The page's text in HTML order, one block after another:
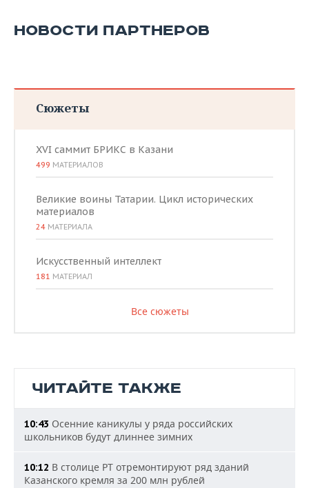
НОВОСТИ ПАРТНЕРОВ
Сюжеты
XVI саммит БРИКС в Казани
499 МАТЕРИАЛОВ
Великие воины Татарии. Цикл исторических
материалов
24 МАТЕРИАЛА
Искусственный интеллект
181 МАТЕРИАЛ
Все сюжеты
ЧИТАЙТЕ ТАКЖЕ
10:43 Осенние каникулы у ряда российских
школьников будут длиннее зимних
10:12 В столице РТ отремонтируют ряд зданий
Казанского кремля за 200 млн рублей